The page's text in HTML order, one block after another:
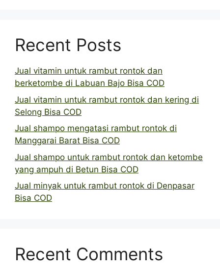
Recent Posts
Jual vitamin untuk rambut rontok dan
berketombe di Labuan Bajo Bisa COD
Jual vitamin untuk rambut rontok dan kering di
Selong Bisa COD
Jual shampo mengatasi rambut rontok di
Manggarai Barat Bisa COD
Jual shampo untuk rambut rontok dan ketombe
yang ampuh di Betun Bisa COD
Jual minyak untuk rambut rontok di Denpasar
Bisa COD
Recent Comments